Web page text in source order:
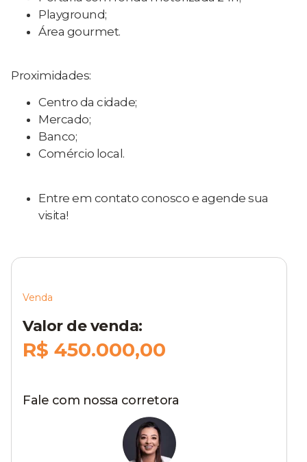
Playground;
Área gourmet.
Proximidades:
Centro da cidade;
Mercado;
Banco;
Comércio local.
Entre em contato conosco e agende sua
visita!
Venda
Valor de venda:
R$ 450.000,00
Fale com nossa corretora